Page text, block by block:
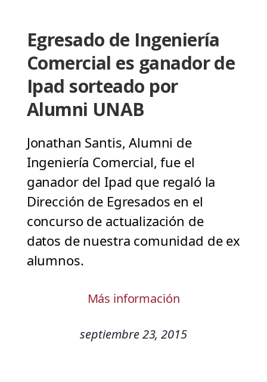
Egresado de Ingeniería
Comercial es ganador de
Ipad sorteado por
Alumni UNAB
Jonathan Santis, Alumni de
Ingeniería Comercial, fue el
ganador del Ipad que regaló la
Dirección de Egresados en el
concurso de actualización de
datos de nuestra comunidad de ex
alumnos.
Más información
septiembre 23, 2015